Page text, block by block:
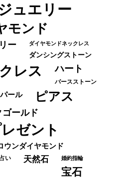
ュエリー
モンド
ー ダイヤモンドネックレス
ダンシングストーン
レス ハート
バースストーン
パール ピアス
ゴールド
ゼント
ウンダイヤモンド
い 天然石 婚約指輪
宝石